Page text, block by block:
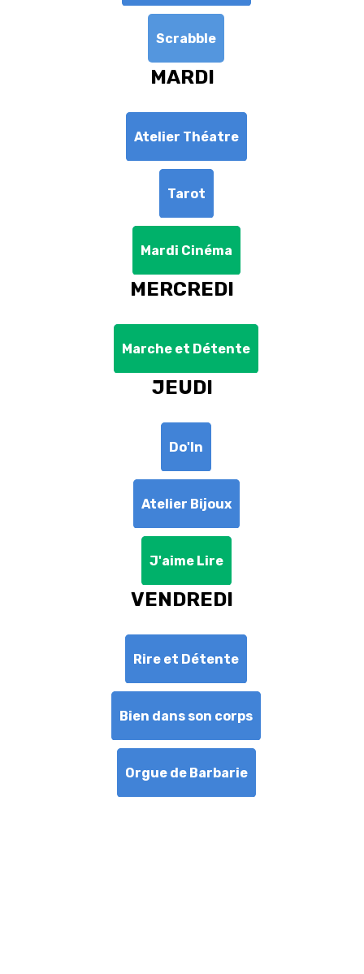
Scrabble
MARDI
Atelier Théatre
Tarot
Mardi Cinéma
MERCREDI
Marche et Détente
JEUDI
Do'In
Atelier Bijoux
J'aime Lire
VENDREDI
Rire et Détente
Bien dans son corps
Orgue de Barbarie